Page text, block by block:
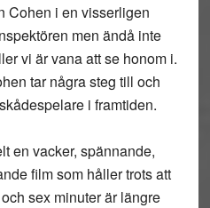
Cohen i en visserligen
men ändå inte
vi är vana att se honom i.
tar några steg till och
i framtiden.
en vacker, spännande,
film som håller trots att
sex minuter är längre